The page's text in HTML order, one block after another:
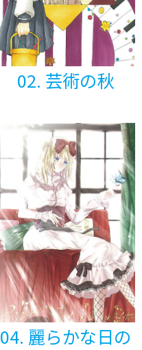
02. 芸術の秋
04. 麗らかな日の